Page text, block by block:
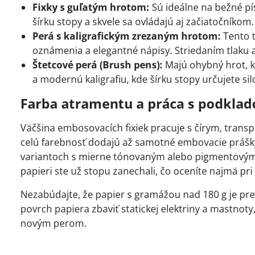
Fixky s guľatým hrotom: Sú ideálne na bežné
šírku stopy a skvele sa ovládajú aj začiatočníkom.
Perá s kaligrafickým zrezaným hrotom: Tento
oznámenia a elegantné nápisy. Striedaním
Štetcové perá (Brush pens): Majú ohybný hrot,
a modernú kaligrafiu, kde šírku stopy určujete
Farba atramentu a práca s
Väčšina embosovacích fixiek pracuje s čírym,
celú farebnosť dodajú až samotné embovacie
variantoch s mierne tónovaným alebo
papieri ste už stopu zanechali, čo oceníte najmä
Nezabúdajte, že papier s gramážou nad 180 g je
povrch papiera zbaviť statickej elektriny a
novým perom.